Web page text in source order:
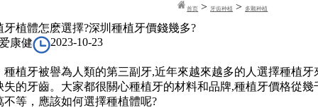
首页 > 牙齿种植 > 多颗种植
牙植體怎麽選擇?深圳種植牙價錢幾多?
康健
2023-10-23
牙被譽為人類的第三副牙,近年來越來越多的人選擇種植牙
失的牙齒。大家都很關心種植牙的材料和品牌,種植牙價格從幾
不等，應該如何選擇種植體呢?